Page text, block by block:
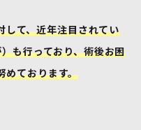
して、近年注目されてい
も行っており、術後お困
めております。